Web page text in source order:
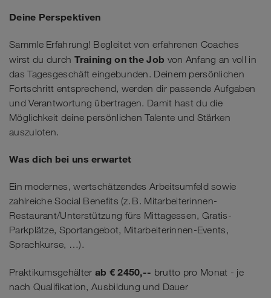
Deine Perspektiven
Sammle Erfahrung! Begleitet von erfahrenen Coaches
wirst du durch Training on the Job von Anfang an voll in
das Tagesgeschäft eingebunden. Deinem persönlichen
Fortschritt entsprechend, werden dir passende Aufgaben
und Verantwortung übertragen. Damit hast du die
Möglichkeit deine persönlichen Talente und Stärken
auszuloten.
Was dich bei uns erwartet
Ein modernes, wertschätzendes Arbeitsumfeld sowie
zahlreiche Social Benefits (z. B. Mitarbeiterinnen-
Restaurant/Unterstützung fürs Mittagessen, Gratis-
Parkplätze, Sportangebot, Mitarbeiterinnen-Events,
Sprachkurse, …).
Praktikumsgehälter ab € 2450,-- brutto pro Monat - je
nach Qualifikation, Ausbildung und Dauer